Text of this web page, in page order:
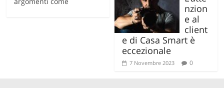
nzion
e al
client
e di Casa Smart è
eccezionale
7 Novembre 2023 0